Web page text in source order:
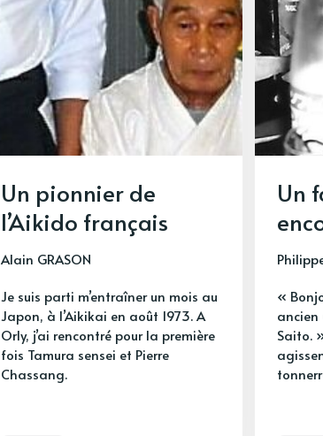
Un pionnier de
l’Aikido français
Alain GRASON
Je suis parti m’entraîner un mois au
Japon, à l’Aikikai en août 1973. A
Orly, j’ai rencontré pour la première
fois Tamura sensei et Pierre
Chassang.
Un
«
ancien
Saito.